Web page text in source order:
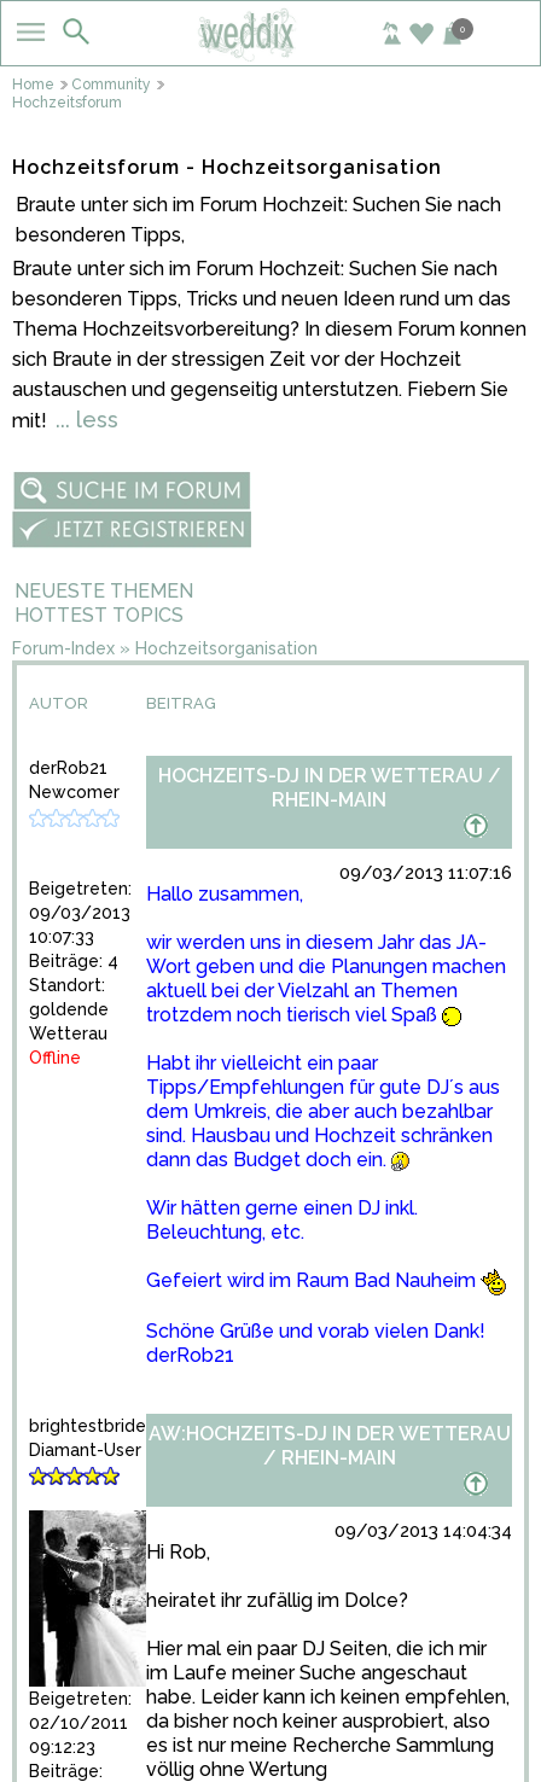
0
Home
Community
Hochzeitsforum
Hochzeitsforum - Hochzeitsorganisation
Braute unter sich im Forum Hochzeit: Suchen Sie nach
besonderen Tipps,
Braute unter sich im Forum Hochzeit: Suchen Sie nach
besonderen Tipps, Tricks und neuen Ideen rund um das
Thema Hochzeitsvorbereitung? In diesem Forum konnen
sich Braute in der stressigen Zeit vor der Hochzeit
austauschen und gegenseitig unterstutzen. Fiebern Sie
mit! ... less
NEUESTE THEMEN
HOTTEST TOPICS
Forum-Index » Hochzeitsorganisation
AUTOR BEITRAG
derRob21
Newcomer
Beigetreten:
09/03/2013
10:07:33
Beiträge: 4
Standort:
goldende
Wetterau
Offline
HOCHZEITS-DJ IN DER WETTERAU /
RHEIN-MAIN
09/03/2013 11:07:16
Hallo zusammen,
wir werden uns in diesem Jahr das JA-
Wort geben und die Planungen machen
aktuell bei der Vielzahl an Themen
trotzdem noch tierisch viel Spaß
Habt ihr vielleicht ein paar
Tipps/Empfehlungen für gute DJ´s aus
dem Umkreis, die aber auch bezahlbar
sind. Hausbau und Hochzeit schränken
dann das Budget doch ein.
Wir hätten gerne einen DJ inkl.
Beleuchtung, etc.
Gefeiert wird im Raum Bad Nauheim
Schöne Grüße und vorab vielen Dank!
derRob21
brightestbride
Diamant-User
Beigetreten:
02/10/2011
09:12:23
Beiträge:
AW:HOCHZEITS-DJ IN DER WETTERAU
/ RHEIN-MAIN
09/03/2013 14:04:34
Hi Rob,
heiratet ihr zufällig im Dolce?
Hier mal ein paar DJ Seiten, die ich mir
im Laufe meiner Suche angeschaut
habe. Leider kann ich keinen empfehlen,
da bisher noch keiner ausprobiert, also
es ist nur meine Recherche Sammlung
völlig ohne Wertung